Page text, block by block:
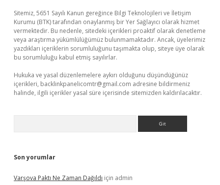
Sitemiz, 5651 Sayılı Kanun gereğince Bilgi Teknolojileri ve İletişim
Kurumu (BTK) tarafından onaylanmış bir Yer Sağlayıcı olarak hizmet
vermektedir. Bu nedenle, sitedeki içerikleri proaktif olarak denetleme
veya araştırma yükümlülüğümüz bulunmamaktadır. Ancak, üyelerimiz
yazdıkları içeriklerin sorumluluğunu taşımakta olup, siteye üye olarak
bu sorumluluğu kabul etmiş sayılırlar.
Hukuka ve yasal düzenlemelere aykırı olduğunu düşündüğünüz
içerikleri, backlinkpanelicomtr@gmail.com adresine bildirmeniz
halinde, ilgili içerikler yasal süre içerisinde sitemizden kaldırılacaktır.
Son yorumlar
Varşova Paktı Ne Zaman Dağıldı için admin